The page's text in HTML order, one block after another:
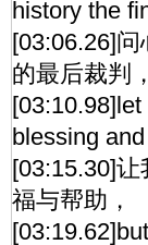
history the
[03:06.26]
的最后裁判，
blessing
[03:15.30]
福与帮助，